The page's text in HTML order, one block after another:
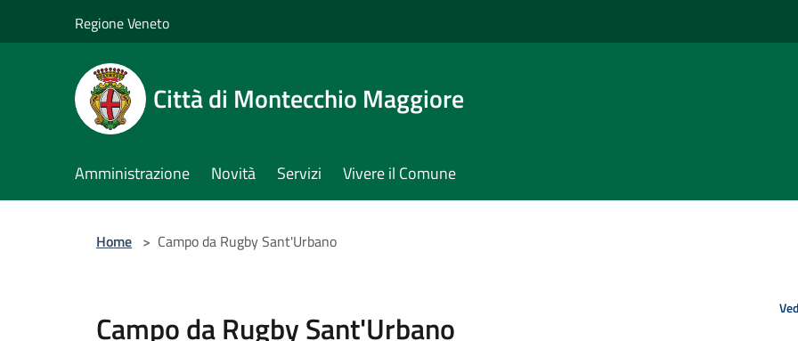
Regione Veneto
Città di Montecchio Maggiore
Amministrazione Novità Servizi Vivere il Comune
Home > Campo da Rugby Sant'Urbano
Campo da Rugby Sant'Urbano